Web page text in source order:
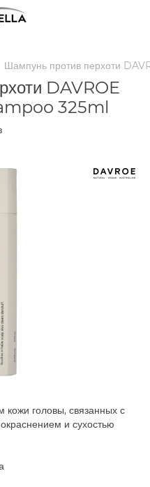
Шампунь против перхоти
DAVROE
325ml
кожи головы, связанных с
и сухостью